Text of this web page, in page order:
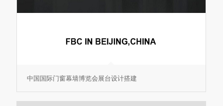
中国国际门窗幕墙博览会展台设计搭建